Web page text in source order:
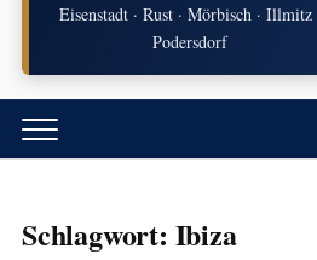
Eisenstadt · Rust · Mörbisch · Illmitz
Podersdorf
Schlagwort: Ibiza